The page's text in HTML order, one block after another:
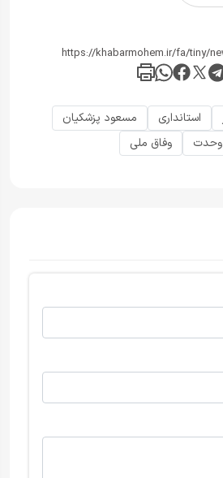
استانداری
مسعود پزشکیان
وحدت وفاق ملی